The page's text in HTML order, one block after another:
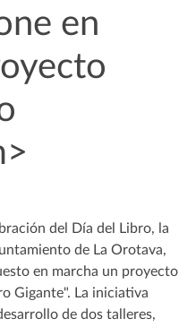
en
del Día del Libro, la
de La Orotava,
en marcha un proyecto
Gigante". La iniciativa
de dos talleres,